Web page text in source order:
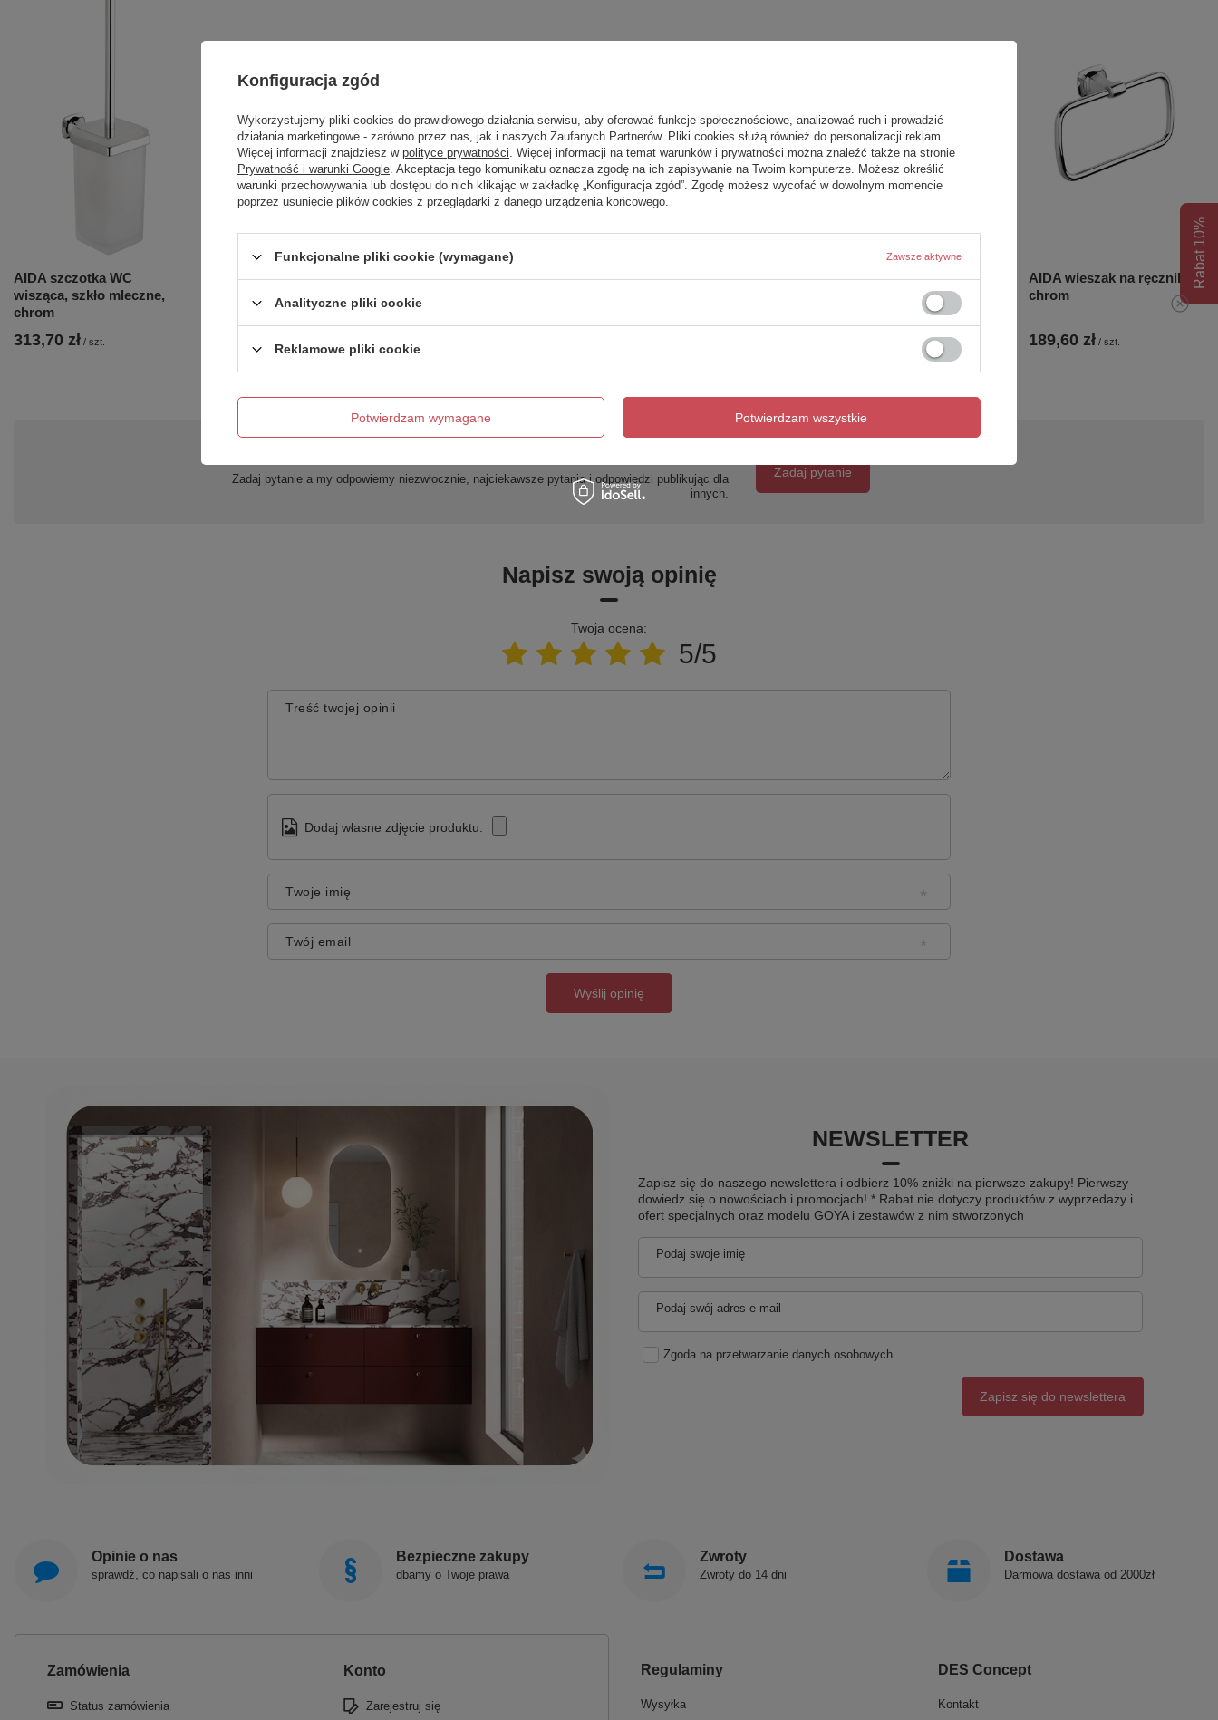
AIDA szczotka WC
wisząca, szkło mleczne,
chrom
313,70 zł / szt.
AIDA kubek, szkło mleczne,
117,30 zł
AIDA wieszak na papier
AIDA wieszak, para, chrom AIDA półka 560 mm, chrom
AIDA wieszak na ręczniki,
chrom
189,60 zł / szt.
Zadaj pytanie a my odpowiemy niezwłocznie, najciekawsze pytania i odpowiedzi publikując dla
innych.
Zadaj pytanie
Napisz swoją opinię
Twoja ocena:
5/5
Treść twojej opinii
Dodaj własne zdjęcie produktu:
Twoje imię
Twój email
Wyślij opinię
NEWSLETTER
Zapisz się do naszego newslettera i odbierz 10% zniżki na pierwsze zakupy! Pierwszy
dowiedz się o nowościach i promocjach! * Rabat nie dotyczy produktów z wyprzedaży i
ofert specjalnych oraz modelu GOYA i zestawów z nim stworzonych
Podaj swoje imię
Podaj swój adres e-mail
Zgoda na przetwarzanie danych osobowych
Zapisz się do newslettera
Opinie o nas
sprawdź, co napisali o nas inni
Bezpieczne zakupy
dbamy o Twoje prawa
Zwroty
Zwroty do 14 dni
Dostawa
Darmowa dostawa od 2000zł
Zamówienia
Status zamówienia
Konto
Zarejestruj się
Regulaminy
Wysyłka
DES Concept
Kontakt
Rabat 10%
Konfiguracja zgód
Wykorzystujemy pliki cookies do prawidłowego działania serwisu, aby oferować funkcje społecznościowe, analizować ruch i prowadzić
działania marketingowe - zarówno przez nas, jak i naszych Zaufanych Partnerów. Pliki cookies służą również do personalizacji reklam.
Więcej informacji znajdziesz w polityce prywatności. Więcej informacji na temat warunków i prywatności można znaleźć także na stronie
Prywatność i warunki Google. Akceptacja tego komunikatu oznacza zgodę na ich zapisywanie na Twoim komputerze. Możesz określić
warunki przechowywania lub dostępu do nich klikając w zakładkę „Konfiguracja zgód”. Zgodę możesz wycofać w dowolnym momencie
poprzez usunięcie plików cookies z przeglądarki z danego urządzenia końcowego.
Funkcjonalne pliki cookie (wymagane) Zawsze aktywne
Analityczne pliki cookie
Reklamowe pliki cookie
Potwierdzam wymagane Potwierdzam wszystkie